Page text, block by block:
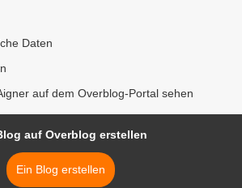
Daten
auf dem Overblog-Portal sehen
auf Overblog erstellen
Ein Blog erstellen